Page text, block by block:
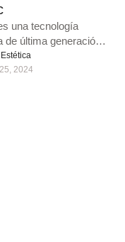
una tecnología
de última generación
para tratamientos de
corporal y
2024